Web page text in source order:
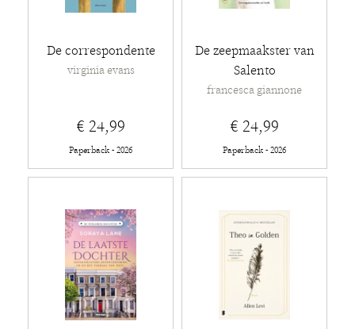
De correspondente
virginia evans
€ 24,99
Paperback - 2026
De zeepmaakster van
Salento
francesca giannone
€ 24,99
Paperback - 2026